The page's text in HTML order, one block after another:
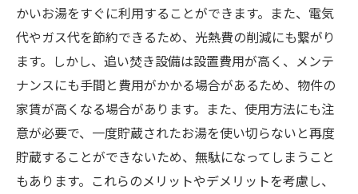
かいお湯をすぐに利用することができます。また、電気
代やガス代を節約できるため、光熱費の削減にも繋がり
ます。しかし、追い焚き設備は設置費用が高く、メンテ
ナンスにも手間と費用がかかる場合があるため、物件の
家賃が高くなる場合があります。また、使用方法にも注
意が必要で、一度貯蔵されたお湯を使い切らないと再度
貯蔵することができないため、無駄になってしまうこと
もあります。これらのメリットやデメリットを考慮し、